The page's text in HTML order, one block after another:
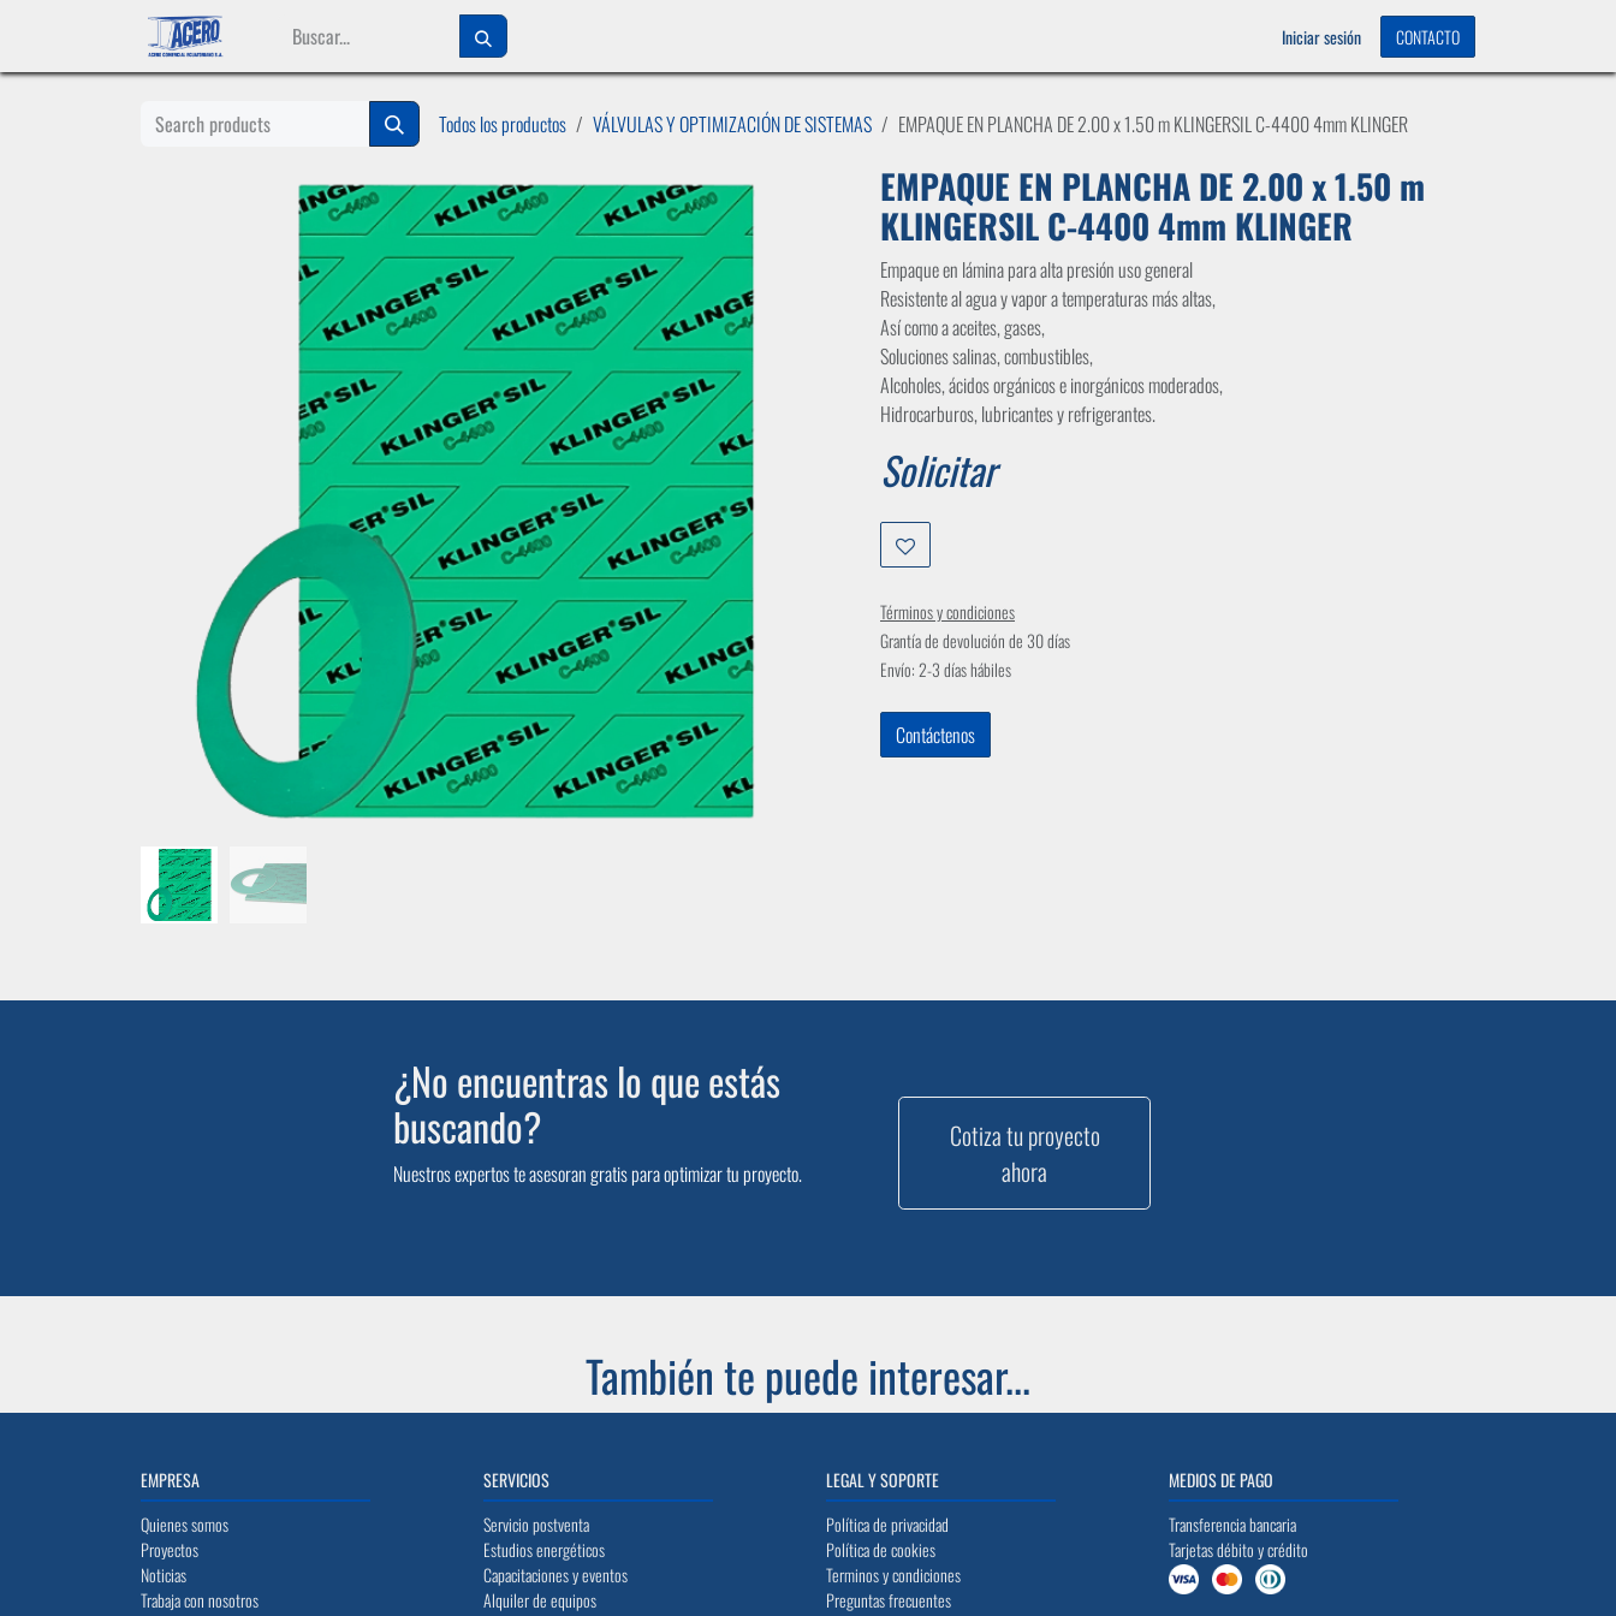
Iniciar sesión CONTACTO
Todos los productos VÁLVULAS Y OPTIMIZACIÓN DE SISTEMAS EMPAQUE EN PLANCHA DE 2.00 x 1.50 m KLINGERSIL C-4400 4mm KLINGER
EMPAQUE EN PLANCHA DE 2.00 x 1.50 m
KLINGERSIL C-4400 4mm KLINGER
Empaque en lámina para alta presión uso general
Resistente al agua y vapor a temperaturas más altas,
Así como a aceites, gases,
Soluciones salinas, combustibles,
Alcoholes, ácidos orgánicos e inorgánicos moderados,
Hidrocarburos, lubricantes y refrigerantes.
Solicitar
Términos y condiciones
Grantía de devolución de 30 días
Envío: 2-3 días hábiles
Contáctenos
¿No encuentras lo que estás
buscando?
Nuestros expertos te asesoran gratis para optimizar tu proyecto.
Cotiza tu proyecto
ahora
También te puede interesar...
EMPRESA
Quienes somos
Proyectos
Noticias
Trabaja con nosotros
SERVICIOS
Servicio postventa
Estudios energéticos
Capacitaciones y eventos
Alquiler de equipos
LEGAL Y SOPORTE
Política de privacidad
Política de cookies
Terminos y condiciones
Preguntas frecuentes
MEDIOS DE PAGO
Transferencia bancaria
Tarjetas débito y crédito